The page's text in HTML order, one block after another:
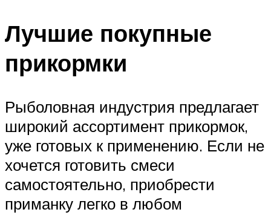
Лучшие покупные
прикормки
Рыболовная индустрия предлагает
широкий ассортимент прикормок,
уже готовых к применению. Если не
хочется готовить смеси
самостоятельно, приобрести
приманку легко в любом